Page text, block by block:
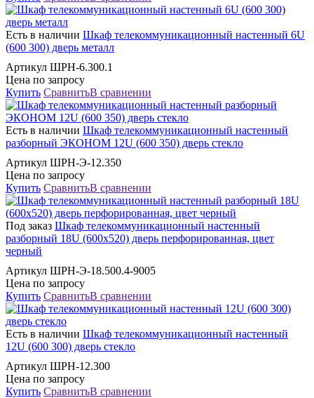
Есть в наличии Шкаф телекоммуникационный настенный 6U
(600 300) дверь металл
Артикул ШРН-6.300.1
Цена по запросу
Купить СравнитьВ сравнении
Есть в наличии Шкаф телекоммуникационный настенный
разборный ЭКОНОМ 12U (600 350) дверь стекло
Артикул ШРН-Э-12.350
Цена по запросу
Купить СравнитьВ сравнении
Под заказ Шкаф телекоммуникационный настенный
разборный 18U (600х520) дверь перфорированная, цвет
черный
Артикул ШРН-Э-18.500.4-9005
Цена по запросу
Купить СравнитьВ сравнении
Есть в наличии Шкаф телекоммуникационный настенный
12U (600 300) дверь стекло
Артикул ШРН-12.300
Цена по запросу
Купить СравнитьВ сравнении